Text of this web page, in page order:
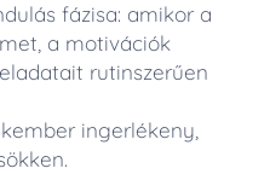
fázisa: amikor a
a motivációk
rutinszerűen
ingerlékeny,